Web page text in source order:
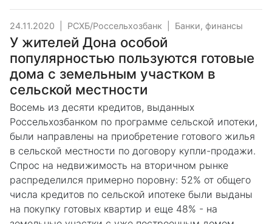
24.11.2020 РСХБ/Россельхозбанк Банки, финансы
У жителей Дона особой
популярностью пользуются готовые
дома с земельным участком в
сельской местности
Восемь из десяти кредитов, выданных
Россельхозбанком по программе сельской ипотеки,
были направлены на приобретение готового жилья
в сельской местности по договору купли-продажи.
Спрос на недвижимость на вторичном рынке
распределился примерно поровну: 52% от общего
числа кредитов по сельской ипотеке были выданы
на покупку готовых квартир и еще 48% - на